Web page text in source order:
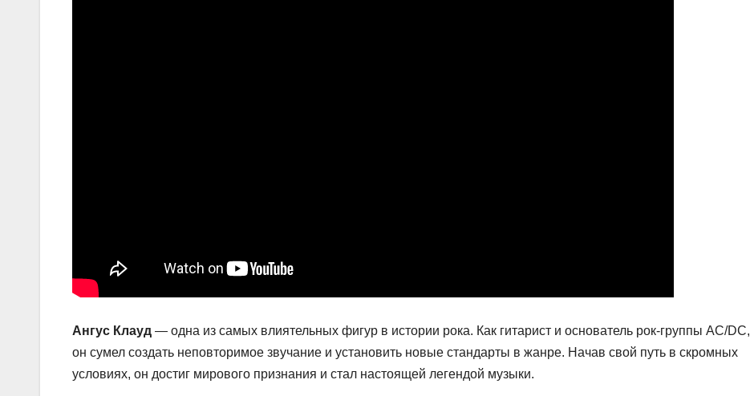
Ангус Клауд — одна из самых влиятельных фигур в истории рока. Как гитарист и основатель рок-группы AC/DC,
он сумел создать неповторимое звучание и установить новые стандарты в жанре. Начав свой путь в скромных
условиях, он достиг мирового признания и стал настоящей легендой музыки.